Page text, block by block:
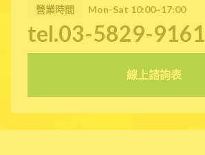
營業時間 Mon-Sat 10:00~17:00
tel.03-5829-9161
線上諮詢表